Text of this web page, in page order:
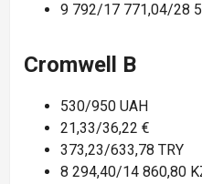
9 792/17 771,04/28
Cromwell B
530/950 UAH
21,33/36,22 €
373,23/633,78 TRY
8 294,40/14 860,80